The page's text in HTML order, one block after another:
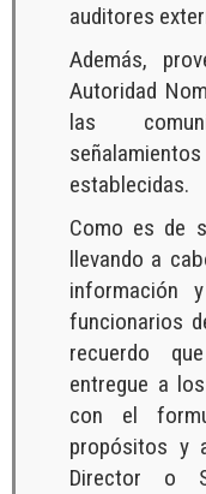
auditores
Además,
Autoridad
las
establecidas.
Como es de
llevando a
información
funcionarios
recuerdo
entregue a
con el
propósitos y
Director o